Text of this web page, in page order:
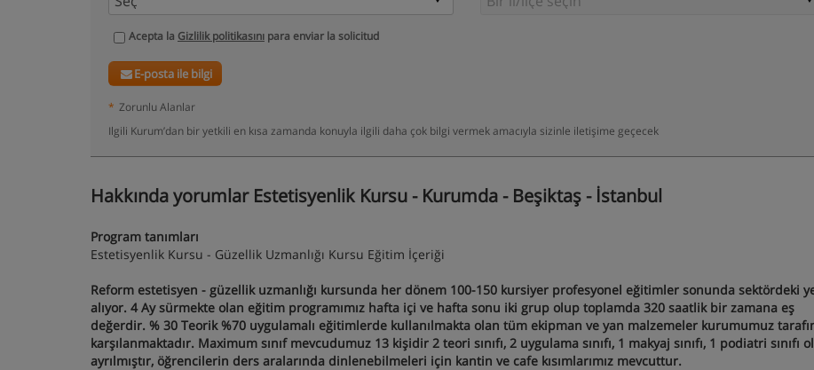
Acepta la Gizlilik politikasını para enviar la solicitud
E-posta ile bilgi
* Zorunlu Alanlar
Ilgili Kurum’dan bir yetkili en kısa zamanda konuyla ilgili daha çok bilgi vermek amacıyla sizinle iletişime geçecek
Hakkında yorumlar Estetisyenlik Kursu - Kurumda - Beşiktaş - İstanbul
Program tanımları
Estetisyenlik Kursu - Güzellik Uzmanlığı Kursu Eğitim İçeriği
Reform estetisyen - güzellik uzmanlığı kursunda her dönem 100-150 kursiyer profesyonel eğitimler sonunda sektördeki
alıyor. 4 Ay sürmekte olan eğitim programımız hafta içi ve hafta sonu iki grup olup toplamda 320 saatlik bir zamana eş
değerdir. % 30 Teorik %70 uygulamalı eğitimlerde kullanılmakta olan tüm ekipman ve yan malzemeler kurumumuz
karşılanmaktadır. Maximum sınıf mevcudumuz 13 kişidir 2 teori sınıfı, 2 uygulama sınıfı, 1 makyaj sınıfı, 1 podiatri sınıfı
ayrılmıştır, öğrencilerin ders aralarında dinlenebilmeleri için kantin ve cafe kısımlarımız mevcuttur.